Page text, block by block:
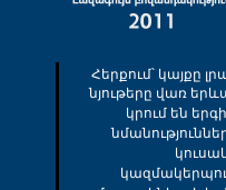
Հերքում՝ կայքը
նյութերը վառ
կրում են